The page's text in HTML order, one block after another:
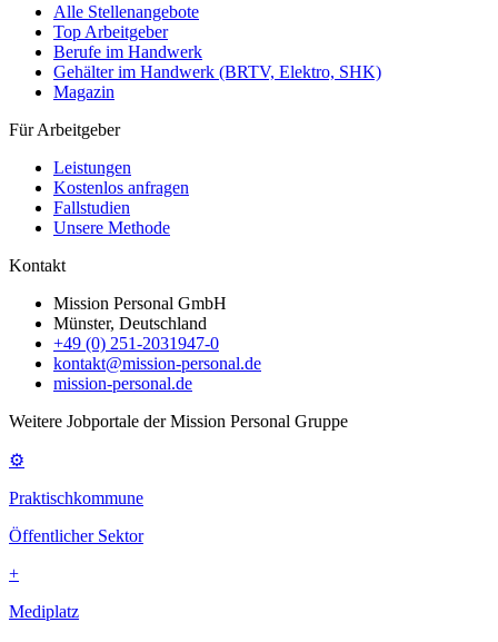
Alle Stellenangebote
Top Arbeitgeber
Berufe im Handwerk
Gehälter im Handwerk (BRTV, Elektro, SHK)
Magazin
Für Arbeitgeber
Leistungen
Kostenlos anfragen
Fallstudien
Unsere Methode
Kontakt
Mission Personal GmbH
Münster, Deutschland
+49 (0) 251-2031947-0
kontakt@mission-personal.de
mission-personal.de
Weitere Jobportale der Mission Personal Gruppe
⚙
Praktischkommune
Öffentlicher Sektor
+
Mediplatz